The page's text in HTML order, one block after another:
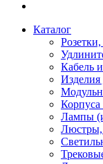
Каталог
Кабель
Изделия
Лампы
Люстры,